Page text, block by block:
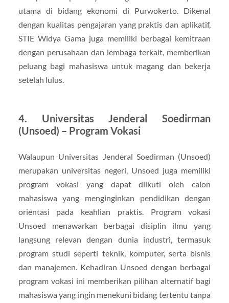
utama di bidang ekonomi di Purwokerto. Dikenal
dengan kualitas pengajaran yang praktis dan aplikatif,
STIE Widya Gama juga memiliki berbagai kemitraan
dengan perusahaan dan lembaga terkait, memberikan
peluang bagi mahasiswa untuk magang dan bekerja
setelah lulus.
4. Universitas Jenderal Soedirman
(Unsoed) – Program Vokasi
Walaupun Universitas Jenderal Soedirman (Unsoed)
merupakan universitas negeri, Unsoed juga memiliki
program vokasi yang dapat diikuti oleh calon
mahasiswa yang menginginkan pendidikan dengan
orientasi pada keahlian praktis. Program vokasi
Unsoed menawarkan berbagai disiplin ilmu yang
langsung relevan dengan dunia industri, termasuk
program studi seperti teknik, komputer, serta bisnis
dan manajemen. Kehadiran Unsoed dengan berbagai
program vokasi ini memberikan pilihan alternatif bagi
mahasiswa yang ingin menekuni bidang tertentu tanpa